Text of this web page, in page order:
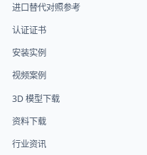
进口替代对照参考
认证证书
安装实例
视频案例
3D 模型下载
资料下载
行业资讯